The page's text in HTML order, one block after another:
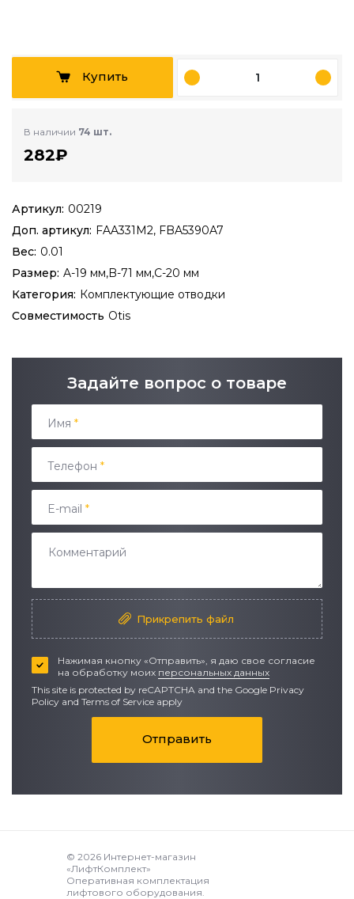
Купить
В наличии 74 шт.
282₽
Артикул: 00219
Доп. артикул: FAA331M2, FBA5390A7
Вес: 0.01
Размер: A-19 мм,B-71 мм,C-20 мм
Категория: Комплектующие отводки
Совместимость Otis
Задайте вопрос о товаре
Имя *
Телефон *
E-mail *
Прикрепить файл
Нажимая кнопку «Отправить», я даю свое согласие
на обработку моих персональных данных
This site is protected by reCAPTCHA and the Google Privacy
Policy and Terms of Service apply
Отправить
© 2026 Интернет-магазин
«ЛифтКомплект»
Оперативная комплектация
лифтового оборудования.